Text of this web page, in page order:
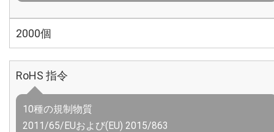
2000個
RoHS 指令
10種の規制物質
2011/65/EUおよび(EU) 2015/863